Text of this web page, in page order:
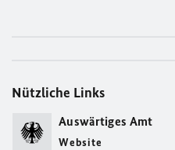
Nützliche Links
Auswärtiges Amt
Website